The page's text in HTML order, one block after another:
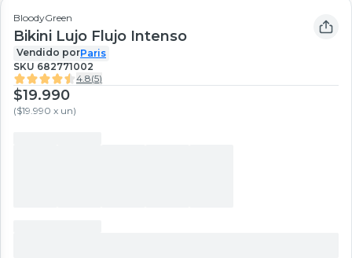
BloodyGreen
Bikini Lujo Flujo Intenso
Vendido porParis
SKU 682771002
4.8(5)
$19.990
($19.990 x un)